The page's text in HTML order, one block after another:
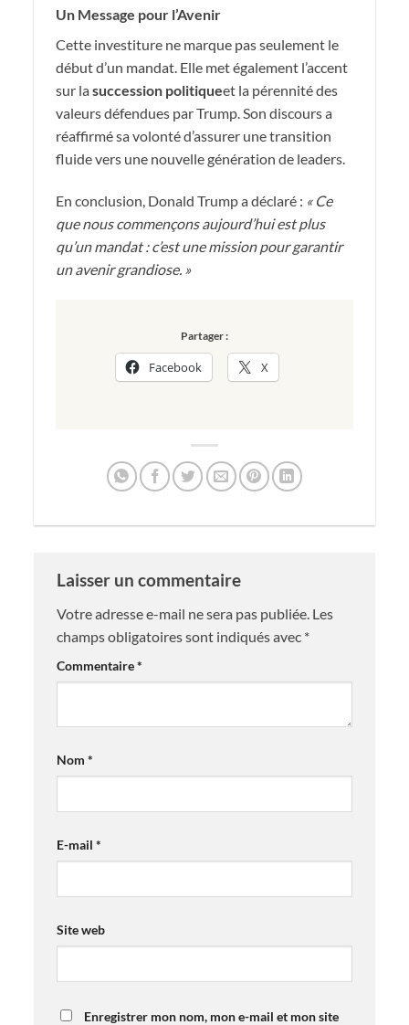
Un Message pour l’Avenir
Cette investiture ne marque pas seulement le
début d’un mandat. Elle met également l’accent
sur lasuccession politiqueet la pérennité des
valeurs défendues par Trump. Son discours a
réaffirmé sa volonté d’assurer une transition
fluide vers une nouvelle génération de leaders.
En conclusion, Donald Trump a déclaré : « Ce
que nous commençons aujourd’hui est plus
qu’un mandat : c’est une mission pour garantir
un avenir grandiose. »
Partager :
Facebook X
Laisser un commentaire
Votre adresse e-mail ne sera pas publiée. Les
champs obligatoires sont indiqués avec *
Commentaire*
Nom*
E-mail*
Site web
Enregistrer mon nom, mon e-mail et mon site